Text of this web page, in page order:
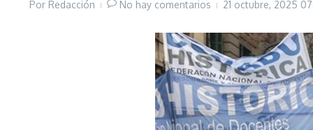
Por Redacción No hay comentarios 21 octubre, 2025